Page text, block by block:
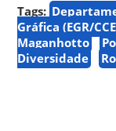
Tags:
Gráfica (EGR/
Maganhotto
Diversidade